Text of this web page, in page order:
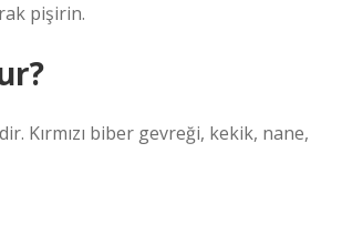
pişirin.
Kırmızı biber gevreği, kekik, nane,